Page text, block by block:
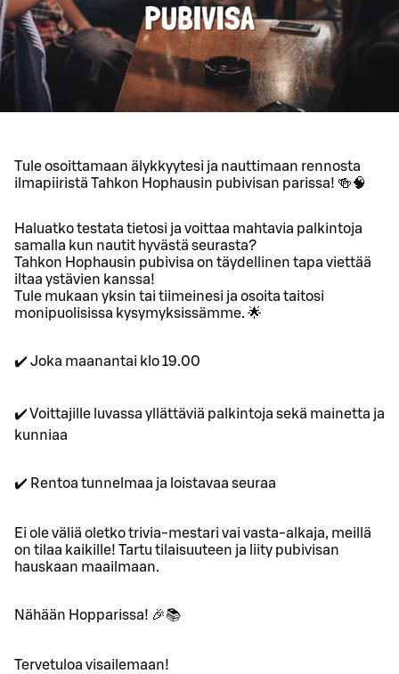
Tule osoittamaan älykkyytesi ja nauttimaan rennosta
ilmapiiristä Tahkon Hophausin pubivisan parissa! 🍻🧠
Haluatko testata tietosi ja voittaa mahtavia palkintoja
samalla kun nautit hyvästä seurasta?
Tahkon Hophausin pubivisa on täydellinen tapa viettää
iltaa ystävien kanssa!
Tule mukaan yksin tai tiimeinesi ja osoita taitosi
monipuolisissa kysymyksissämme. 🌟
✔️ Joka maanantai klo 19.00
✔️ Voittajille luvassa yllättäviä palkintoja sekä mainetta ja
kunniaa
✔️ Rentoa tunnelmaa ja loistavaa seuraa
Ei ole väliä oletko trivia-mestari vai vasta-alkaja, meillä
on tilaa kaikille! Tartu tilaisuuteen ja liity pubivisan
hauskaan maailmaan.
Nähään Hopparissa! 🎉📚
Tervetuloa visailemaan!